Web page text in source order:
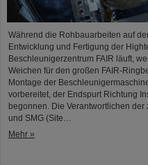
Während die Rohbauarbeiten auf
Entwicklung und Fertigung der
Beschleunigerzentrum FAIR läuft,
Weichen für den großen FAIR-
Montage der
vorbereitet, der Endspurt Richtung
begonnen. Die Verantwortlichen
und SMG (Site…
Mehr »